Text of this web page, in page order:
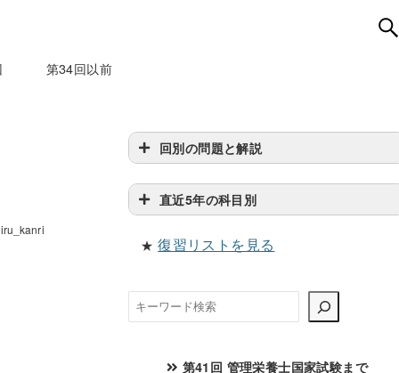
第34回以前
回別の問題と解説
直近5年の科目別
★復習リストを見る
検
索
第41回 管理栄養士国家試験まで